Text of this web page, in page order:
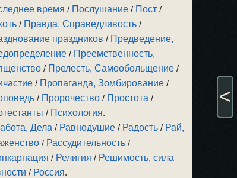
время / Послушание / Пост /
/ Правда, Справедливость /
праздников / Предведение,
/ Преемственность,
/ Прелесть, Самообольщение /
/ Пропаганда, Зомбирование /
/ Пророчество / Простота /
/ Психология.
Дела / Равнодушие / Радость / Рай,
/ Рассудительность /
/ Религия / Решимость, сила
/ Россия.
<